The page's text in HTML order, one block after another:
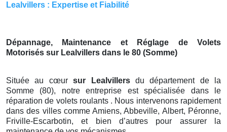
Lealvillers : Expertise et Fiabilité
Dépannage, Maintenance et Réglage de Volets
Motorisés sur Lealvillers dans le 80 (Somme)
Située au cœursur Lealvillers du département de la
Somme (80), notre entreprise est spécialisée dans le
réparation de volets roulants . Nous intervenons rapidement
dans des villes comme Amiens, Abbeville, Albert, Péronne,
Friville-Escarbotin, et bien d’autres pour assurer la